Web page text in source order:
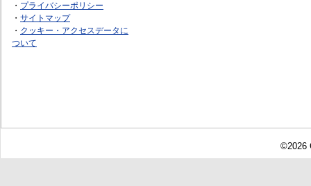
・ プライバシーポリシー
・ サイトマップ
・ クッキー・アクセスデータに
ついて
©2026